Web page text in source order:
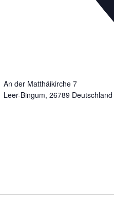
An der Matthäikirche 7
Leer-Bingum, 26789 Deutschland